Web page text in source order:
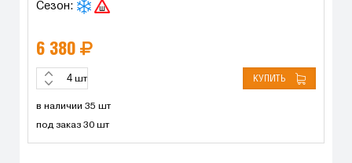
Сезон:
6 380
шт КУПИТЬ
в наличии 35 шт
под заказ 30 шт